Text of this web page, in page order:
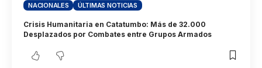
NACIONALES ÚLTIMAS NOTICIAS
Crisis Humanitaria en Catatumbo: Más de 32.000
Desplazados por Combates entre Grupos Armados